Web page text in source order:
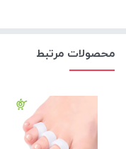
محصولات مرتبط